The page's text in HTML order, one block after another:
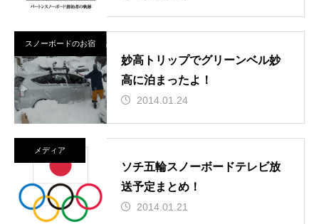
スノーボードのお宿
妙高トリップでグリーンベル妙
高に泊まったよ！
2014.01.24
メディア
ソチ五輪スノーボードテレビ放
送予定まとめ！
2014.01.21